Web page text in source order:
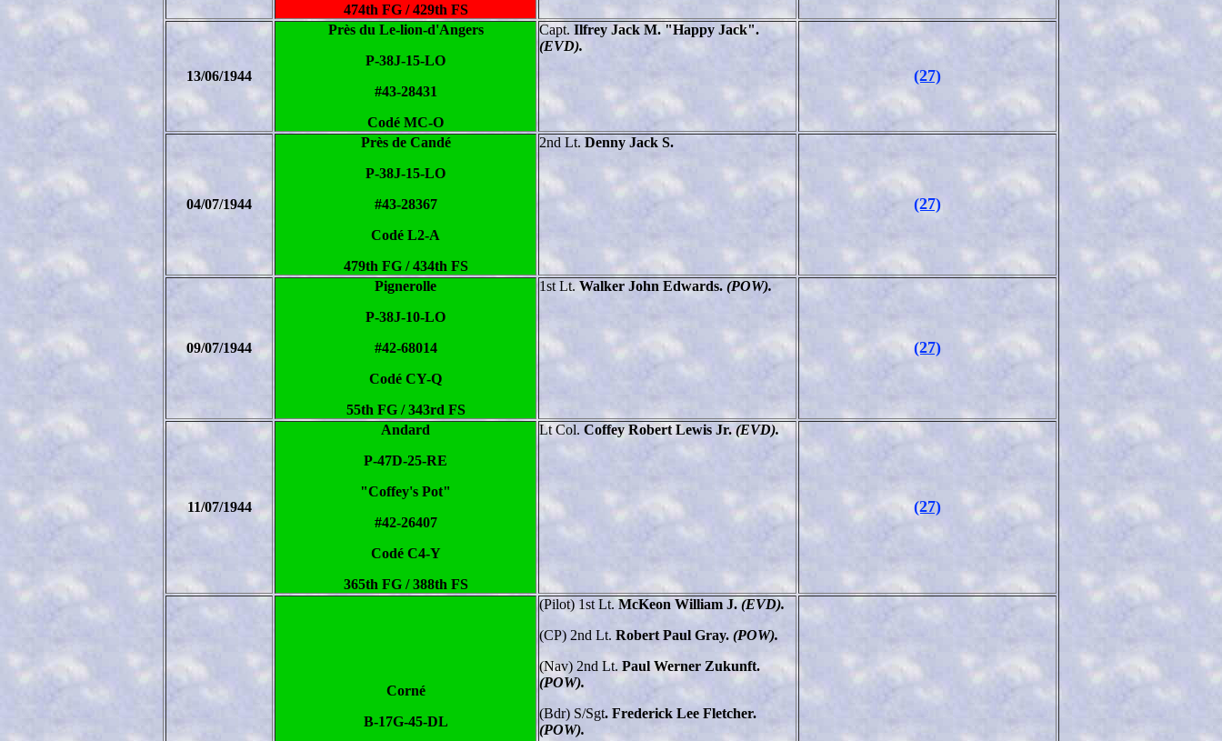
474th FG / 429th FS
13/06/1944
Près du Le-lion-d'Angers
P-38J-15-LO
#43-28431
Codé MC-O
Capt. Ilfrey Jack M. "Happy Jack".
(EVD).
(27)
04/07/1944
Près de Candé
P-38J-15-LO
#43-28367
Codé L2-A
479th FG / 434th FS
2nd Lt. Denny Jack S.
(27)
09/07/1944
Pignerolle
P-38J-10-LO
#42-68014
Codé CY-Q
55th FG / 343rd FS
1st Lt. Walker John Edwards. (POW).
(27)
11/07/1944
Andard
P-47D-25-RE
"Coffey's Pot"
#42-26407
Codé C4-Y
365th FG / 388th FS
Lt Col. Coffey Robert Lewis Jr. (EVD).
(27)
Corné
B-17G-45-DL
(Pilot) 1st Lt.McKeon William J. (EVD).
(CP) 2nd Lt. Robert Paul Gray. (POW).
(Nav) 2nd Lt. Paul Werner Zukunft.
(POW).
(Bdr) S/Sgt. Frederick Lee Fletcher.
(POW).